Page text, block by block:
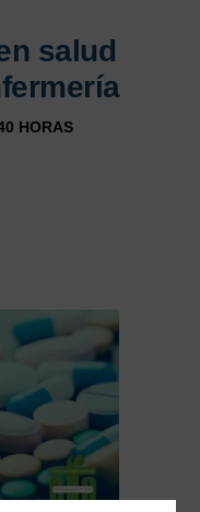
salud
HORAS